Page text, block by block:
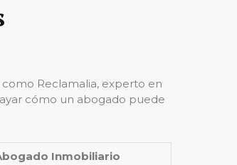
Reclamalia, experto en
cómo un abogado puede
Inmobiliario